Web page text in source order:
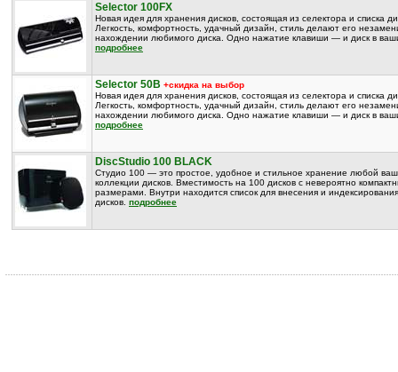
Selector 100FX
Новая идея для хранения дисков, состоящая из селектора и списка
Легкость, комфортность, удачный дизайн, стиль делают его
нахождении любимого диска. Одно нажатие клавиши — и диск в
подробнее
Selector 50B +скидка на выбор
Новая идея для хранения дисков, состоящая из селектора и списка
Легкость, комфортность, удачный дизайн, стиль делают его
нахождении любимого диска. Одно нажатие клавиши — и диск в
подробнее
DiscStudio 100 BLACK
Студио 100 — это простое, удобное и стильное хранение любой
коллекции дисков. Вместимость на 100 дисков с невероятно
размерами. Внутри находится список для внесения и
дисков. подробнее